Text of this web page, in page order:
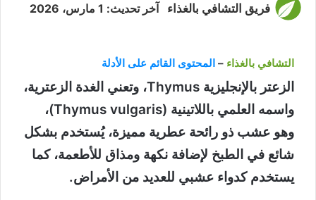
فريق التشافي بالغذاء آخر تحديث: 1 مارس، 2026
التشافي بالغذاء – المحتوى القائم على الأدلة
الزعتر بالإنجليزية Thymus، وتعني الغدة الزعترية،
واسمه العلمي باللاتينية (Thymus vulgaris)،
وهو عشب ذو رائحة عطرية مميزة، يُستخدم بشكل
شائع في الطبخ لإضافة نكهة ومذاق للأطعمة، كما
يستخدم كدواء عشبي للعديد من الأمراض.